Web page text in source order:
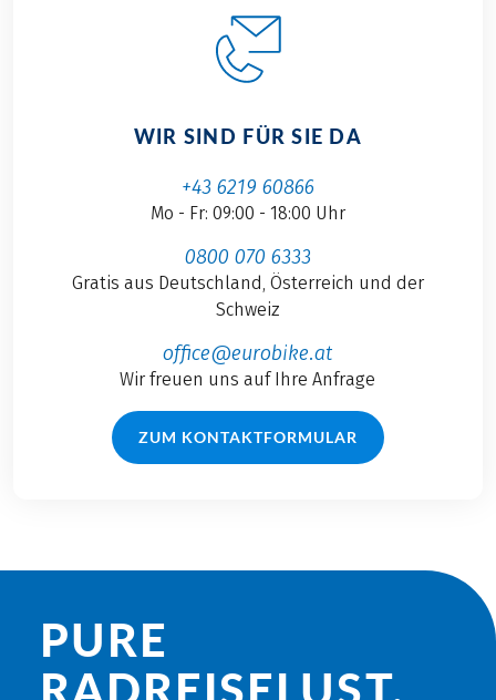
WIR SIND FÜR SIE DA
+43 6219 60866
Mo - Fr: 09:00 - 18:00 Uhr
0800 070 6333
Gratis aus Deutschland, Österreich und der
Schweiz
office@eurobike.at
Wir freuen uns auf Ihre Anfrage
ZUM KONTAKTFORMULAR
PURE